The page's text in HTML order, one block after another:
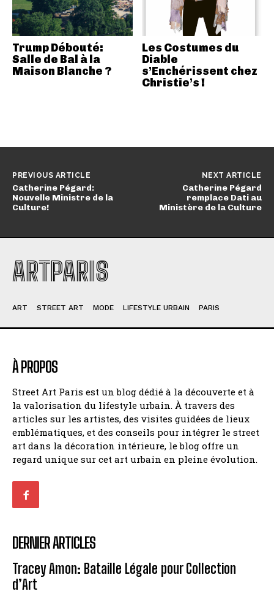
Trump Débouté:
Salle de Bal à la
Maison Blanche ?
Les Costumes du
Diable
s’Enchérissent chez
Christie’s !
PREVIOUS ARTICLE
Catherine Pégard:
Nouvelle Ministre de la
Culture!
NEXT ARTICLE
Catherine Pégard
remplace Dati au
Ministère de la Culture
ARTPARIS
ART STREET ART MODE LIFESTYLE URBAIN PARIS
À PROPOS
Street Art Paris est un blog dédié à la découverte et à
la valorisation du lifestyle urbain. À travers des
articles sur les artistes, des visites guidées de lieux
emblématiques, et des conseils pour intégrer le street
art dans la décoration intérieure, le blog offre un
regard unique sur cet art urbain en pleine évolution.
DERNIER ARTICLES
Tracey Amon: Bataille Légale pour Collection
d’Art